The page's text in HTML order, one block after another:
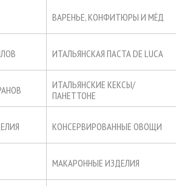
ВАРЕНЬЕ, КОНФИТЮРЫ И МЁД
ИТАЛЬЯНСКАЯ ПАСТА DE LUCA
ИТАЛЬЯНСКИЕ КЕКСЫ/
ПАНЕТТОНЕ
КОНСЕРВИРОВАННЫЕ ОВОЩИ
МАКАРОННЫЕ ИЗДЕЛИЯ